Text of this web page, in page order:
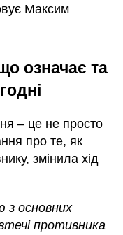
Максим
означає та
– це не просто
про те, як
змінила хід
з основних
противника